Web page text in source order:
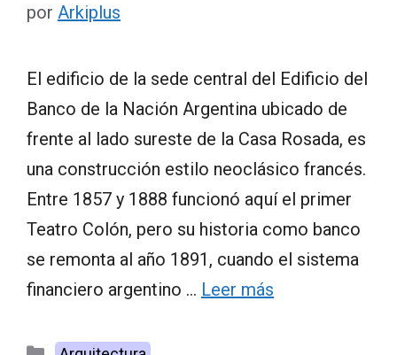
por Arkiplus
El edificio de la sede central del Edificio del
Banco de la Nación Argentina ubicado de
frente al lado sureste de la Casa Rosada, es
una construcción estilo neoclásico francés.
Entre 1857 y 1888 funcionó aquí el primer
Teatro Colón, pero su historia como banco
se remonta al año 1891, cuando el sistema
financiero argentino … Leer más